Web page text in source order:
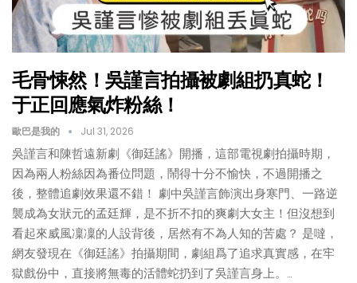
毛骨悚然！吳謹言拍攝被劇組扔真蛇！
于正回應氣炸粉絲！
歐巴是我的 Jul 31, 2026
吳謹言和陳哲遠新劇《御廷謠》開播，這部電視劇拍攝時期，
因為兩人粉絲因為番位問題，鬧得十分不愉快，不過開播之
後，整體追劇效果還不錯！ 劇中吳謹言飾演出身寒門、一路逆
襲成為女狀元的孟廷輝，是不折不扣的爽劇大女主！但沒想到
看起來威風凜凜的人設背後，居然有不為人知的苦處？ 是噠，
網友發現在《御廷謠》拍攝期間，劇組爲了追求真實感，在牢
獄戲份中，直接將無毒的活體蛇扔到了吳謹言身上。…